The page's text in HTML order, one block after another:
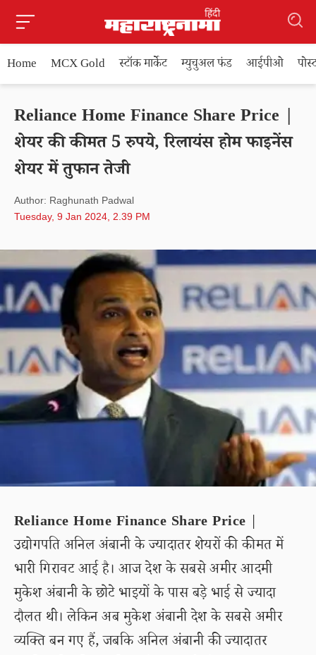
Home MCX Gold स्टॉक मार्केट म्युचुअल फंड आईपीओ
Reliance Home Finance Share Price |
शेयर की कीमत 5 रुपये, रिलायंस होम फाइनेंस
शेयर में तुफान तेजी
Author: Raghunath Padwal
Tuesday, 9 Jan 2024, 2.39 PM
Reliance Home Finance Share Price |
उद्योगपति अनिल अंबानी के ज्यादातर शेयरों की कीमत में
भारी गिरावट आई है। आज देश के सबसे अमीर आदमी
मुकेश अंबानी के छोटे भाइयों के पास बड़े भाई से ज्यादा
दौलत थी। लेकिन अब मुकेश अंबानी देश के सबसे अमीर
व्यक्ति बन गए हैं, जबकि अनिल अंबानी की ज्यादातर